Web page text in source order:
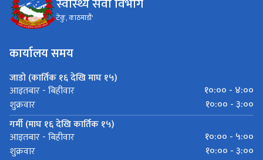
टेकु, काठमाडौं'
कार्यालय समय
जाडो (कार्तिक १६ देखि माघ १५)
आइतबार - बिहीवार
१०:०० - ४:००
शुक्रवार
१०:०० - ३:००
गर्मी (माघ १६ देखि कार्तिक १५)
आइतबार - बिहीवार
१०:०० - ५:००
शुक्रवार
१०:०० - ३:००